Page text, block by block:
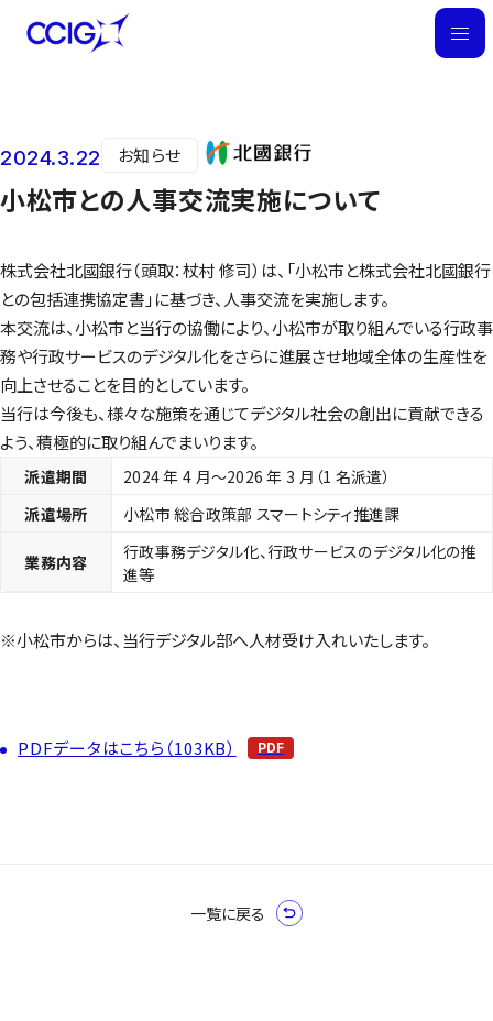
M
ニュース
2024.3.22 お知らせ
小松市との人事交流実施について
株式会社北國銀行（頭取：杖村 修司）は、「小松市と株式会社北國銀行
との包括連携協定書」に基づき、人事交流を実施します。
本交流は、小松市と当行の協働により、小松市が取り組んでいる行政事
務や行政サービスのデジタル化をさらに進展させ地域全体の生産性を
向上させることを目的としています。
当行は今後も、様々な施策を通じてデジタル社会の創出に貢献できる
よう、積極的に取り組んでまいります。
派遣期間
2024 年 4 月～2026 年 3 月（1 名派遣）
派遣場所
小松市 総合政策部 スマートシティ推進課
業務内容
行政事務デジタル化、行政サービスのデジタル化の推
進等
※小松市からは、当行デジタル部へ人材受け入れいたします。
PDFデータはこちら（103KB）
一覧に戻る